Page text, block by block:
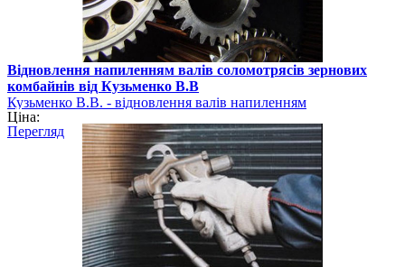
Відновлення напиленням валів соломотрясів зернових
комбайнів від Кузьменко В.В
Кузьменко В.В. - відновлення валів напиленням
Ціна:
Перегляд